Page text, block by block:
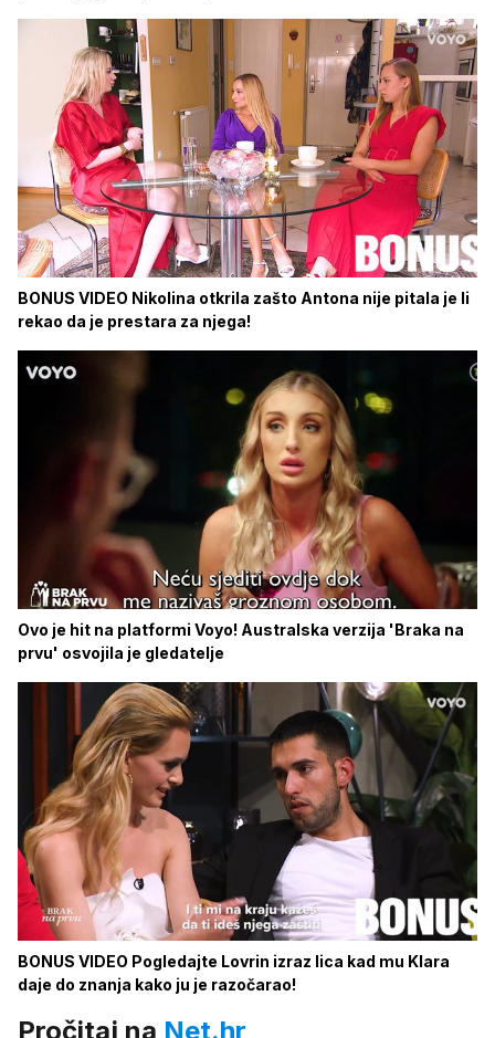
BONUS VIDEO Nikolina otkrila zašto Antona nije pitala je li
rekao da je prestara za njega!
Ovo je hit na platformi Voyo! Australska verzija 'Braka na
prvu' osvojila je gledatelje
BONUS VIDEO Pogledajte Lovrin izraz lica kad mu Klara
daje do znanja kako ju je razočarao!
Pročitaj na Net.hr